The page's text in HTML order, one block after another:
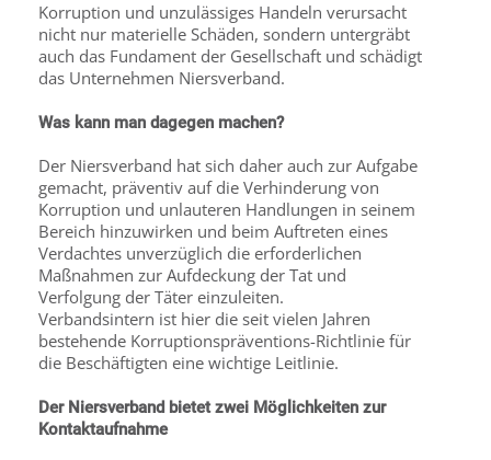
Korruption und unzulässiges Handeln verursacht
nicht nur materielle Schäden, sondern untergräbt
auch das Fundament der Gesellschaft und schädigt
das Unternehmen Niersverband.
Was kann man dagegen machen?
Der Niersverband hat sich daher auch zur Aufgabe
gemacht, präventiv auf die Verhinderung von
Korruption und unlauteren Handlungen in seinem
Bereich hinzuwirken und beim Auftreten eines
Verdachtes unverzüglich die erforderlichen
Maßnahmen zur Aufdeckung der Tat und
Verfolgung der Täter einzuleiten.
Verbandsintern ist hier die seit vielen Jahren
bestehende Korruptionspräventions-Richtlinie für
die Beschäftigten eine wichtige Leitlinie.
Der Niersverband bietet zwei Möglichkeiten zur
Kontaktaufnahme